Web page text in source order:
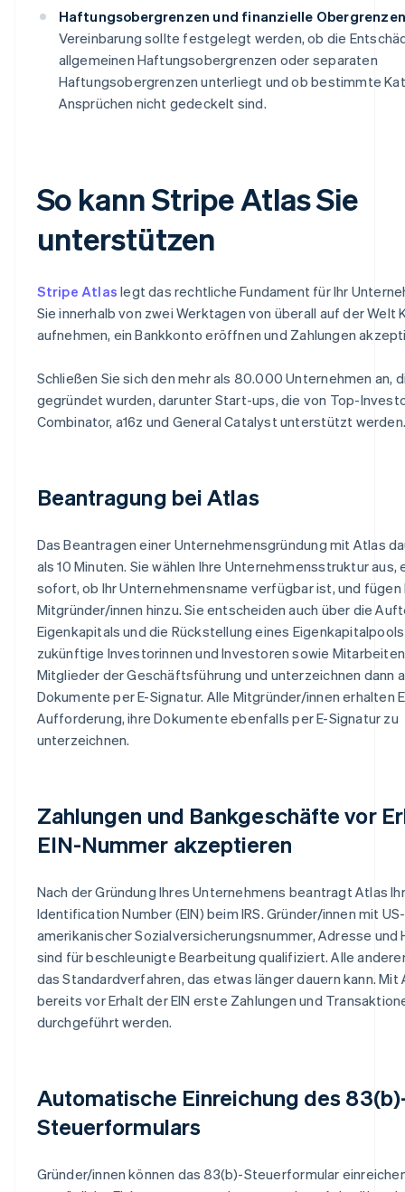
Haftungsobergrenzen und finanzielle
Vereinbarung sollte festgelegt werden, ob die
allgemeinen Haftungsobergrenzen oder separaten
Haftungsobergrenzen unterliegt und ob bestimmte
Ansprüchen nicht gedeckelt sind.
So kann Stripe Atlas Sie
unterstützen
Stripe Atlas legt das rechtliche Fundament für Ihr
Sie innerhalb von zwei Werktagen von überall auf der Welt
aufnehmen, ein Bankkonto eröffnen und Zahlungen
Schließen Sie sich den mehr als 80.000 Unternehmen an,
gegründet wurden, darunter Start-ups, die von Top-
Combinator, a16z und General Catalyst unterstützt werden.
Beantragung bei Atlas
Das Beantragen einer Unternehmensgründung mit Atlas
als 10 Minuten. Sie wählen Ihre Unternehmensstruktur aus,
sofort, ob Ihr Unternehmensname verfügbar ist, und fügen
Mitgründer/innen hinzu. Sie entscheiden auch über die
Eigenkapitals und die Rückstellung eines
zukünftige Investorinnen und Investoren sowie
Mitglieder der Geschäftsführung und unterzeichnen dann
Dokumente per E-Signatur. Alle Mitgründer/innen erhalten
Aufforderung, ihre Dokumente ebenfalls per E-Signatur zu
unterzeichnen.
Zahlungen und Bankgeschäfte vor
EIN-Nummer akzeptieren
Nach der Gründung Ihres Unternehmens beantragt Atlas
Identification Number (EIN) beim IRS. Gründer/innen mit US-
amerikanischer Sozialversicherungsnummer, Adresse und
sind für beschleunigte Bearbeitung qualifiziert. Alle
das Standardverfahren, das etwas länger dauern kann. Mit
bereits vor Erhalt der EIN erste Zahlungen und
durchgeführt werden.
Automatische Einreichung des
Steuerformulars
Gründer/innen können das 83(b)-Steuerformular